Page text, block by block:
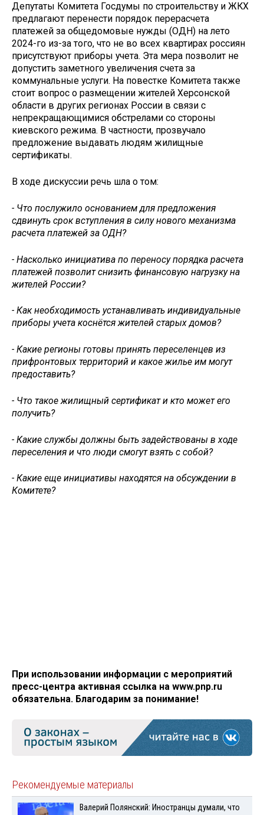
Депутаты Комитета Госдумы по строительству и ЖКХ
предлагают перенести порядок перерасчета
платежей за общедомовые нужды (ОДН) на лето
2024-го из-за того, что не во всех квартирах россиян
присутствуют приборы учета. Эта мера позволит не
допустить заметного увеличения счета за
коммунальные услуги. На повестке Комитета также
стоит вопрос о размещении жителей Херсонской
области в других регионах России в связи с
непрекращающимися обстрелами со стороны
киевского режима. В частности, прозвучало
предложение выдавать людям жилищные
сертификаты.
В ходе дискуссии речь шла о том:
- Что послужило основанием для предложения
сдвинуть срок вступления в силу нового механизма
расчета платежей за ОДН?
- Насколько инициатива по переносу порядка расчета
платежей позволит снизить финансовую нагрузку на
жителей России?
- Как необходимость устанавливать индивидуальные
приборы учета коснётся жителей старых домов?
- Какие регионы готовы принять переселенцев из
прифронтовых территорий и какое жилье им могут
предоставить?
- Что такое жилищный сертификат и кто может его
получить?
- Какие службы должны быть задействованы в ходе
переселения и что люди смогут взять с собой?
- Какие еще инициативы находятся на обсуждении в
Комитете?
При использовании информации с мероприятий
пресс-центра активная ссылка на www.pnp.ru
обязательна. Благодарим за понимание!
Рекомендуемые материалы
Валерий Полянский: Иностранцы думали, что